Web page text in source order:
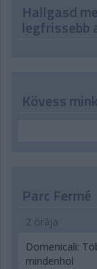
Hallgasd
legfrissebb
Kövess
Parc Fermé
2 órája
Domenicali:
mindenhol